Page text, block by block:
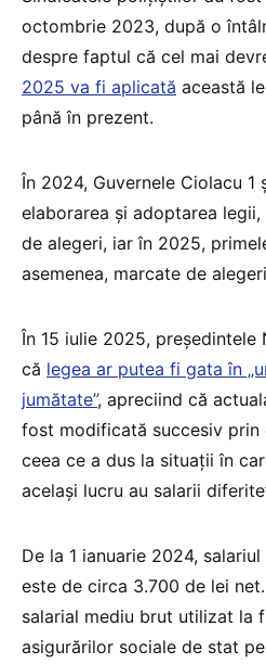
octombrie 2023, după o
despre faptul că cel mai
2025 va fi aplicată această
până în prezent.
În 2024, Guvernele Ciolacu 1
elaborarea și adoptarea
de alegeri, iar în 2025,
asemenea, marcate de
În 15 iulie 2025, președintele
că legea ar putea fi gata în
jumătate”, apreciind că
fost modificată succesiv prin
ceea ce a dus la situații în
același lucru au salarii
De la 1 ianuarie 2024,
este de circa 3.700 de lei
salarial mediu brut utilizat la
asigurărilor sociale de stat